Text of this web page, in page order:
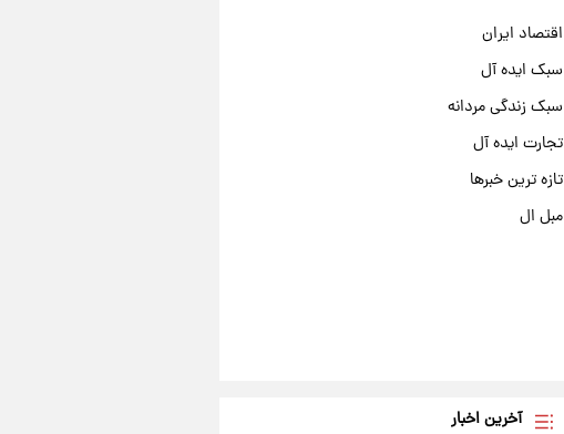
اقتصاد ایران
سبک ایده آل
سبک زندگی مردانه
تجارت ایده آل
تازه ترین خبرها
مبل ال
آخرین اخبار